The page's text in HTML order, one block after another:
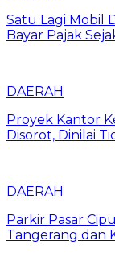
Satu Lagi Mobil
Bayar Pajak
DAERAH
Proyek Kantor
Disorot, Dinilai
DAERAH
Parkir Pasar
Tangerang dan